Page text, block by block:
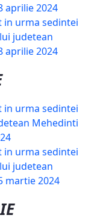
aprilie 2024
in urma sedintei
judetean
aprilie 2024
in urma sedintei
Mehedinti
in urma sedintei
judetean
martie 2024